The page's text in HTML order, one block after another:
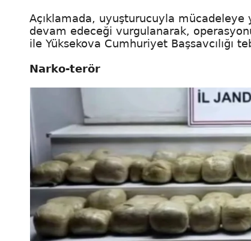
Açıklamada, uyuşturucuyla mücadeleye
devam edeceği vurgulanarak,
ile Yüksekova Cumhuriyet Başsavcılığı
Narko-terör